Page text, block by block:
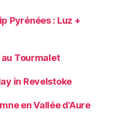
Pyrénées : Luz +
Tourmalet
in Revelstoke
en Vallée d’Aure